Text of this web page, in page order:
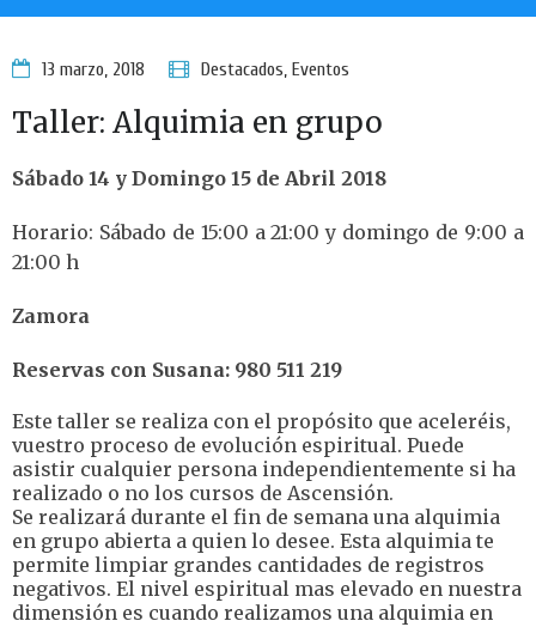
13 marzo, 2018 Destacados, Eventos
Taller: Alquimia en grupo
Sábado 14 y Domingo 15 de Abril 2018
Horario: Sábado de 15:00 a 21:00 y domingo de 9:00 a
21:00 h
Zamora
Reservas con Susana: 980 511 219
Este taller se realiza con el propósito que aceleréis,
vuestro proceso de evolución espiritual. Puede
asistir cualquier persona independientemente si ha
realizado o no los cursos de Ascensión.
Se realizará durante el fin de semana una alquimia
en grupo abierta a quien lo desee. Esta alquimia te
permite limpiar grandes cantidades de registros
negativos. El nivel espiritual mas elevado en nuestra
dimensión es cuando realizamos una alquimia en